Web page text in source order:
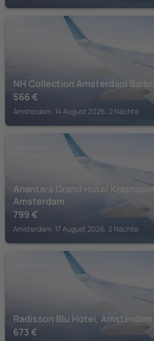
NH Collection Amsterdam
566 €
Amsterdam, 14 August 2026, 2 Nächte
Anantara Grand Hotel
Amsterdam
799 €
Amsterdam, 17 August 2026, 2 Nächte
Radisson Blu Hotel,
673 €